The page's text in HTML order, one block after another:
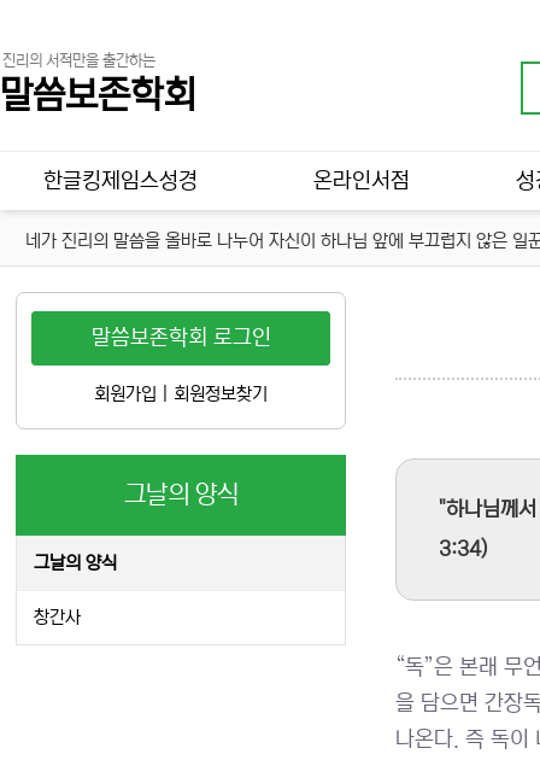
진리의 서적만을 출간하는
말씀보존학회
메인 메뉴
한글킹제임스성경 온라인서점 성
네가 진리의 말씀을 올바로 나누어 자신이 하나님 앞에 부끄럽지 않은
"하나님께
3:34)
“독”은 본래 무
을 담으면 간장
나온다. 즉 독이
말씀보존학회 로그인
회원가입 회원정보찾기
그날의 양식
그날의 양식
창간사